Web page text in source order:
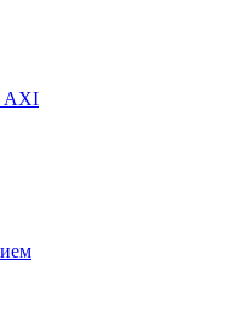
AXI